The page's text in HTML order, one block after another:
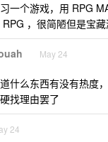
一个游戏，用 RPG
，很简陋但是宝藏
May 24
什么东西有没有热度
找理由罢了
24